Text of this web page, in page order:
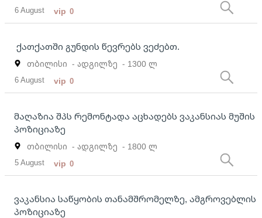
6 August vip 0
ქათქათში გუნდის წევრებს ვეძებთ.
თბილისი - ადგილზე - 1300 ლ
6 August vip 0
მაღაზია შპს რემონტადა აცხადებს ვაკანსიას მუშის
პოზიციაზე
თბილისი - ადგილზე - 1800 ლ
5 August vip 0
ვაკანსია საწყობის თანამშრომელზე, ამგროვებლის
პოზიციაზე